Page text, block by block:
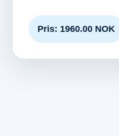
Pris: 1960.00 NOK